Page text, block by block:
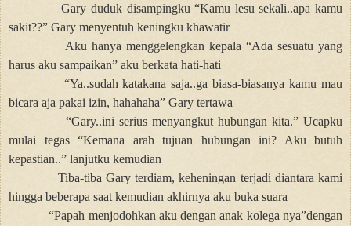
Gary duduk disampingku “Kamu lesu sekali..apa kamu
sakit??” Gary menyentuh keningku khawatir
Aku hanya menggelengkan kepala “Ada sesuatu yang
harus aku sampaikan” aku berkata hati-hati
“Ya..sudah katakana saja..ga biasa-biasanya kamu mau
bicara aja pakai izin, hahahaha” Gary tertawa
“Gary..ini serius menyangkut hubungan kita.” Ucapku
mulai tegas “Kemana arah tujuan hubungan ini? Aku butuh
kepastian..” lanjutku kemudian
Tiba-tiba Gary terdiam, keheningan terjadi diantara kami
hingga beberapa saat kemudian akhirnya aku buka suara
“Papah menjodohkan aku dengan anak kolega nya”dengan